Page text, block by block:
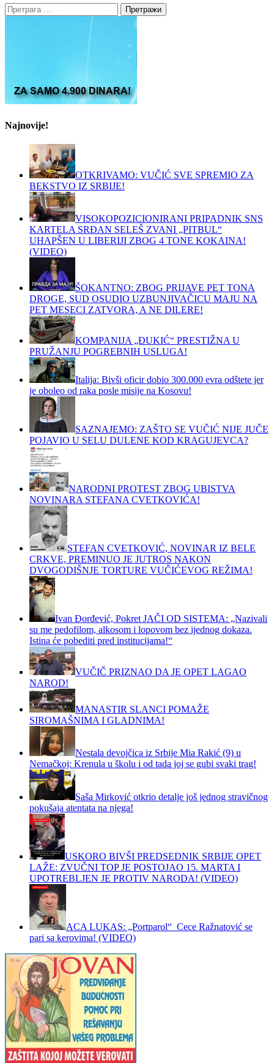
Претрага
за:
Najnovije!
OTKRIVAMO: VUČIĆ SVE SPREMIO ZA
BEKSTVO IZ SRBIJE!
VISOKOPOZICIONIRANI PRIPADNIK SNS
KARTELA SRĐAN SELEŠ ZVANI „PITBUL“
UHAPŠEN U LIBERIJI ZBOG 4 TONE KOKAINA!
(VIDEO)
ŠOKANTNO: ZBOG PRIJAVE PET TONA
DROGE, SUD OSUDIO UZBUNJIVAČICU MAJU NA
PET MESECI ZATVORA, A NE DILERE!
KOMPANIJA „ĐUKIĆ“ PRESTIŽNA U
PRUŽANJU POGREBNIH USLUGA!
Italija: Bivši oficir dobio 300.000 evra odštete jer
je oboleo od raka posle misije na Kosovu!
SAZNAJEMO: ZAŠTO SE VUČIĆ NIJE JUČE
POJAVIO U SELU DULENE KOD KRAGUJEVCA?
NARODNI PROTEST ZBOG UBISTVA
NOVINARA STEFANA CVETKOVIĆA!
STEFAN CVETKOVIĆ, NOVINAR IZ BELE
CRKVE, PREMINUO JE JUTROS NAKON
DVOGODIŠNJE TORTURE VUČIĆEVOG REŽIMA!
Ivan Đorđević, Pokret JAČI OD SISTEMA: „Nazivali
su me pedofilom, alkosom i lopovom bez ijednog dokaza.
Istina će pobediti pred institucijama!“
VUČIČ PRIZNAO DA JE OPET LAGAO
NAROD!
MANASTIR SLANCI POMAŽE
SIROMAŠNIMA I GLADNIMA!
Nestala devojčica iz Srbije Mia Rakić (9) u
Nemačkoj: Krenula u školu i od tada joj se gubi svaki trag!
Saša Mirković otkrio detalje još jednog stravičnog
pokušaja atentata na njega!
USKORO BIVŠI PREDSEDNIK SRBIJE OPET
LAŽE: ZVUČNI TOP JE POSTOJAO 15. MARTA I
UPOTREBLJEN JE PROTIV NARODA! (VIDEO)
ACA LUKAS: „Portparol“ Cece Ražnatović se
pari sa kerovima! (VIDEO)